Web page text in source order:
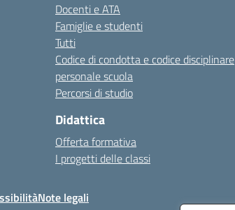
Docenti e ATA
Famiglie e studenti
Tutti
Codice di condotta e codice disciplinare
personale scuola
Percorsi di studio
Didattica
Offerta formativa
I progetti delle classi
Note legali